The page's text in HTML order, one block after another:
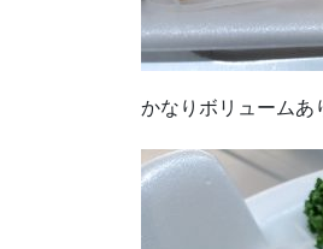
かなりボリュームあ